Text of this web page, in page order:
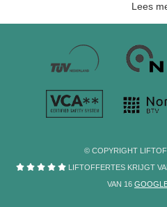
Lees
Huislift
De huislift valt door de
seconde onder de machinerichtlijn
Dit brengt een aantal voordelen
zijn de kosten voor aanschaf en
Bouwkundig Huislift
Bouwkundig is het tevens veel
© COPYRIGHT
LIFTOFFERTES KRIJGT
VAN 16